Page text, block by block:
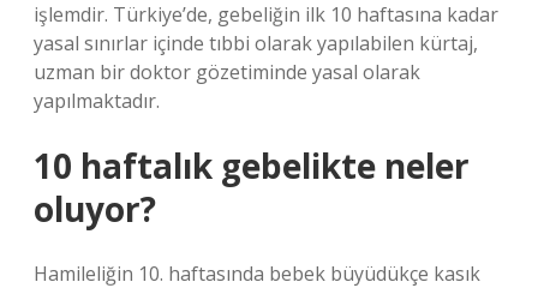
işlemdir. Türkiye’de, gebeliğin ilk 10 haftasına kadar
yasal sınırlar içinde tıbbi olarak yapılabilen kürtaj,
uzman bir doktor gözetiminde yasal olarak
yapılmaktadır.
10 haftalık gebelikte neler
oluyor?
Hamileliğin 10. haftasında bebek büyüdükçe kasık